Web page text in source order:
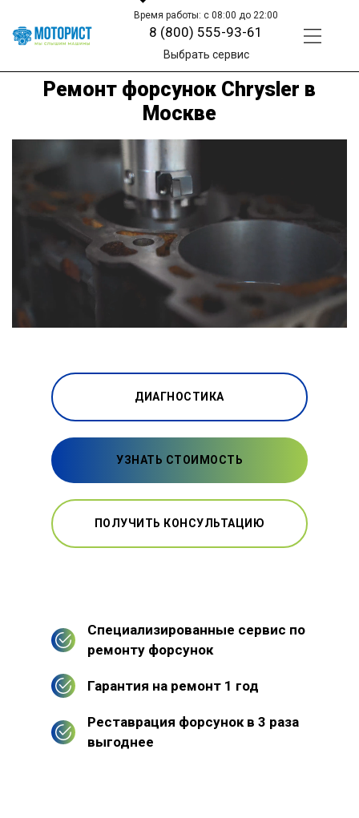
Время работы: с 08:00 до 22:00
8 (800) 555-93-61
Выбрать сервис
Ремонт форсунок Chrysler в
Москве
ДИАГНОСТИКА
УЗНАТЬ СТОИМОСТЬ
ПОЛУЧИТЬ КОНСУЛЬТАЦИЮ
Специализированные сервис по
ремонту форсунок
Гарантия на ремонт 1 год
Реставрация форсунок в 3 раза
выгоднее